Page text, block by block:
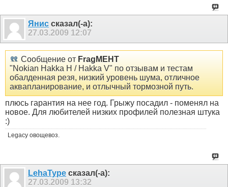
Янис сказал(-а):
27.03.2009 12:07
Сообщение от FragMEHT
"Nokian Hakka H / Hakka V" по отзывам и тестам
обалденная резя, низкий уровень шума, отличное
аквапланирование, и отлычный тормозной путь.
плюсь гарантия на нее год. Грыжу посадил - поменял на
новое. Для любителей низких профилей полезная штука
:)
Legacy овощевоз.
LehaType сказал(-а):
27.03.2009 13:32